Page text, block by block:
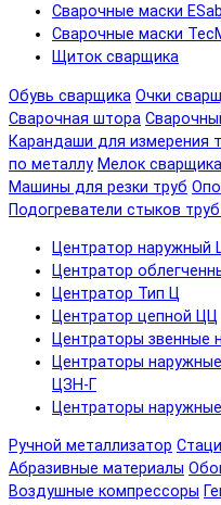
Сварочные маски ESab
Сварочные маски
Щиток сварщика
Обувь сварщика Очки
Сварочная штора
Карандаши для измерения
по металлу Мелок сварщика
Машины для резки труб
Подогреватели стыков
Центратор наружный
Центратор
Центратор Тип Ц
Центратор цепной ЦЦ
Центраторы звенные
Центраторы
ЦЗН-Г
Центраторы
Ручной металлизатор
Абразивные материалы
Воздушные компрессоры